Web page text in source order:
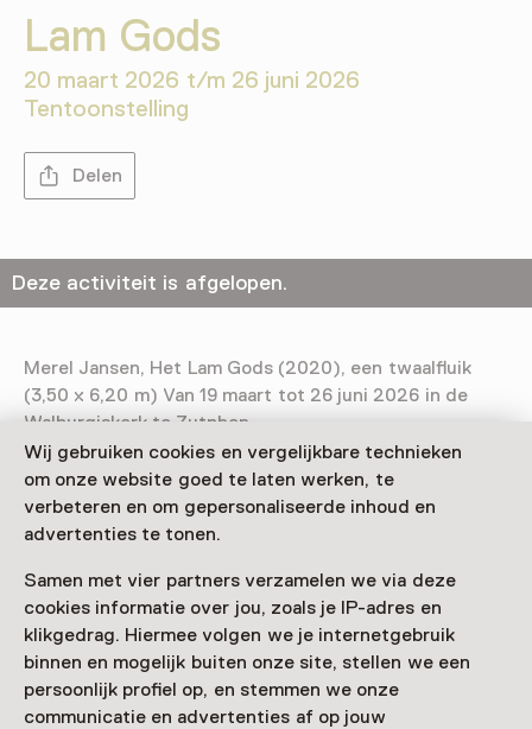
Wij gebruiken cookies en vergelijkbare technieken
om onze website goed te laten werken, te
verbeteren en om gepersonaliseerde inhoud en
advertenties te tonen.
Samen met vier partners verzamelen we via deze
cookies informatie over jou, zoals je IP-adres en
klikgedrag. Hiermee volgen we je internetgebruik
binnen en mogelijk buiten onze site, stellen we een
persoonlijk profiel op, en stemmen we onze
communicatie en advertenties af op jouw
Lam Gods
20 maart 2026 t/m 26 juni 2026
Tentoonstelling
Delen
Deze activiteit is afgelopen.
Merel Jansen, Het Lam Gods (2020), een twaalfluik
(3,50 x 6,20 m) Van 19 maart tot 26 juni 2026 in de
Walburgiskerk te Zutphen.
Verder lezen
Deze activiteit is afgelopen. Je kunt hier niet
meer aan deelnemen.
Bekijk alle actuele activiteiten opZien & doen